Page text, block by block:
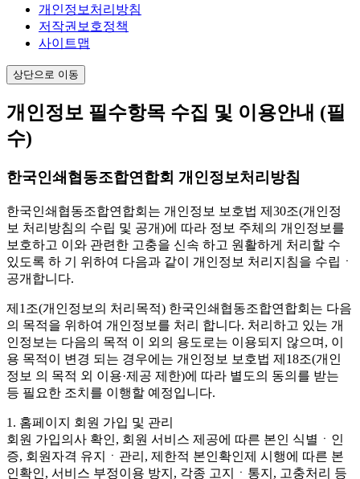
개인정보처리방침
저작권보호정책
사이트맵
상단으로 이동
개인정보 필수항목 수집 및 이용안내 (필
수)
한국인쇄협동조합연합회 개인정보처리방침
한국인쇄협동조합연합회는 개인정보 보호법 제30조(개인정
보 처리방침의 수립 및 공개)에 따라 정보 주체의 개인정보를
보호하고 이와 관련한 고충을 신속 하고 원활하게 처리할 수
있도록 하 기 위하여 다음과 같이 개인정보 처리지침을 수립ㆍ
공개합니다.
제1조(개인정보의 처리목적) 한국인쇄협동조합연합회는 다음
의 목적을 위하여 개인정보를 처리 합니다. 처리하고 있는 개
인정보는 다음의 목적 이 외의 용도로는 이용되지 않으며, 이
용 목적이 변경 되는 경우에는 개인정보 보호법 제18조(개인
정보 의 목적 외 이용·제공 제한)에 따라 별도의 동의를 받는
등 필요한 조치를 이행할 예정입니다.
1. 홈페이지 회원 가입 및 관리
회원 가입의사 확인, 회원 서비스 제공에 따른 본인 식별ㆍ인
증, 회원자격 유지ㆍ관리, 제한적 본인확인제 시행에 따른 본
인확인, 서비스 부정이용 방지, 각종 고지ㆍ통지, 고충처리 등